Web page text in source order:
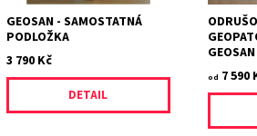
GEOSAN - SAMOSTATNÁ
PODLOŽKA
3 790 Kč
DETAIL
GEOSAN
od 7 590